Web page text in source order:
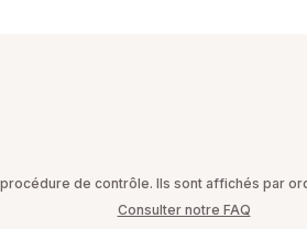
de contrôle. Ils sont affichés par
Consulter notre FAQ